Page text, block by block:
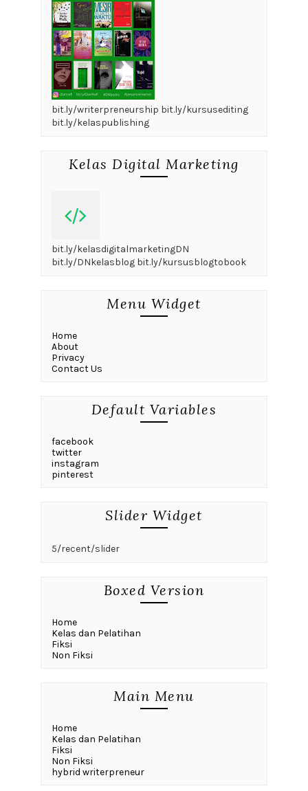
bit.ly/writerpreneurship bit.ly/kursusediting
bit.ly/kelaspublishing
Kelas Digital Marketing
bit.ly/kelasdigitalmarketingDN
bit.ly/DNkelasblog bit.ly/kursusblogtobook
Menu Widget
Home
About
Privacy
Contact Us
Default Variables
facebook
twitter
instagram
pinterest
Slider Widget
5/recent/slider
Boxed Version
Home
Kelas dan Pelatihan
Fiksi
Non Fiksi
Main Menu
Home
Kelas dan Pelatihan
Fiksi
Non Fiksi
hybrid writerpreneur